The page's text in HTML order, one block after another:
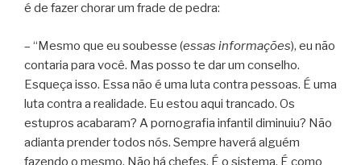
é de fazer chorar um frade de pedra:
– “Mesmo que eu soubesse (essas informações), eu não
contaria para você. Mas posso te dar um conselho.
Esqueça isso. Essa não é uma luta contra pessoas. É uma
luta contra a realidade. Eu estou aqui trancado. Os
estupros acabaram? A pornografia infantil diminuiu? Não
adianta prender todos nós. Sempre haverá alguém
fazendo o mesmo. Não há chefes. É o sistema. É como